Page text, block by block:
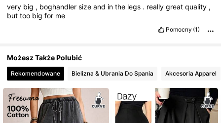
very big , boghandlersizeand inthe legs . reallygreatquality ,
buttoo bigfor me
Pomocny (1)
Możesz Także Polubić
Rekomendowane Bielizna & Ubrania Do Spania Akcesoria Apparel